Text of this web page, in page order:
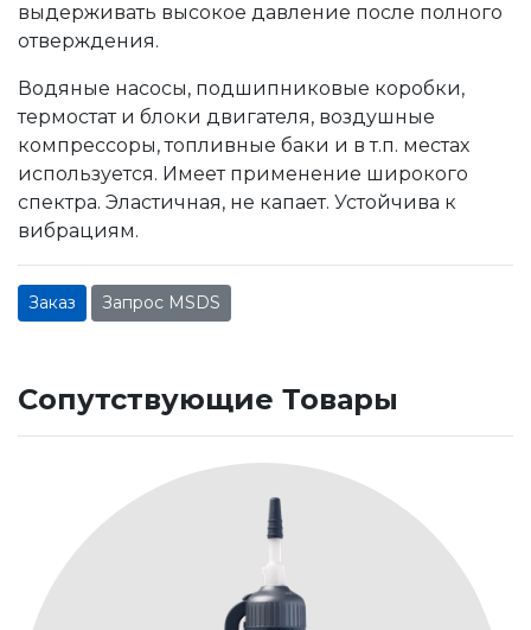
выдерживать высокое давление после полного
отверждения.
Водяные насосы, подшипниковые коробки,
термостат и блоки двигателя, воздушные
компрессоры, топливные баки и в т.п. местах
используется. Имеет применение широкого
спектра. Эластичная, не капает. Устойчива к
вибрациям.
Заказ Запрос MSDS
Сопутствующие Товары